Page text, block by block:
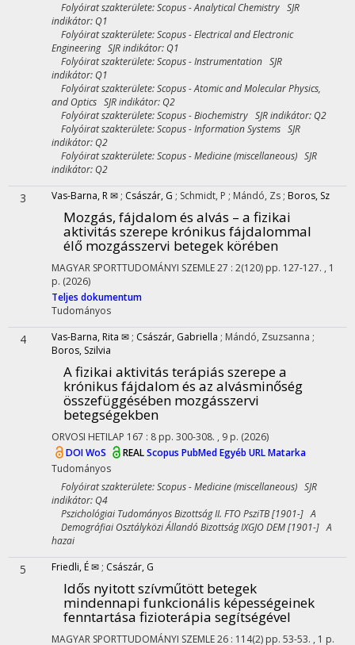
Folyóirat szakterülete: Scopus - Analytical Chemistry SJR
indikátor: Q1
Folyóirat szakterülete: Scopus - Electrical and Electronic
Engineering SJR indikátor: Q1
Folyóirat szakterülete: Scopus - Instrumentation SJR
indikátor: Q1
Folyóirat szakterülete: Scopus - Atomic and Molecular Physics,
and Optics SJR indikátor: Q2
Folyóirat szakterülete: Scopus - Biochemistry SJR indikátor: Q2
Folyóirat szakterülete: Scopus - Information Systems SJR
indikátor: Q2
Folyóirat szakterülete: Scopus - Medicine (miscellaneous) SJR
indikátor: Q2
3 Vas-Barna, R ✉ ; Császár, G ; Schmidt, P ; Mándó, Zs ; Boros, Sz
Mozgás, fájdalom és alvás – a fizikai
aktivitás szerepe krónikus fájdalommal
élő mozgásszervi betegek körében
MAGYAR SPORTTUDOMÁNYI SZEMLE27 : 2(120) pp. 127-127. , 1
p. (2026)
Teljes dokumentum
Tudományos
4 Vas-Barna, Rita ✉ ; Császár, Gabriella ; Mándó, Zsuzsanna ;
Boros, Szilvia
A fizikai aktivitás terápiás szerepe a
krónikus fájdalom és az alvásminőség
összefüggésében mozgásszervi
betegségekben
ORVOSI HETILAP 167 : 8 pp. 300-308. , 9 p. (2026)
DOIWoS REALScopus PubMedEgyéb URLMatarka
Tudományos
Folyóirat szakterülete: Scopus - Medicine (miscellaneous) SJR
indikátor: Q4
Pszichológiai Tudományos Bizottság II. FTO PsziTB [1901-] A
Demográfiai Osztályközi Állandó Bizottság IXGJO DEM [1901-] A
hazai
5 Friedli, É ✉ ; Császár, G
Idős nyitott szívműtött betegek
mindennapi funkcionális képességeinek
fenntartása fizioterápia segítségével
MAGYAR SPORTTUDOMÁNYI SZEMLE26 : 114(2) pp. 53-53. , 1 p.